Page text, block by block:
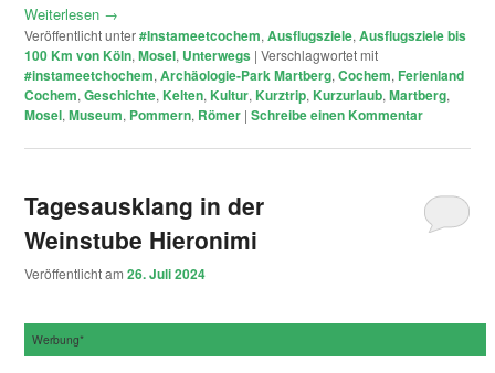
Weiterlesen →
Veröffentlicht unter#Instameetcochem,Ausflugsziele,Ausflugsziele bis
100 Km von Köln,Mosel, Unterwegs |Verschlagwortet mit
#instameetchochem,Archäologie-Park Martberg,Cochem,Ferienland
Cochem,Geschichte,Kelten,Kultur,Kurztrip,Kurzurlaub,Martberg,
Mosel,Museum, Pommern, Römer |Schreibe einen Kommentar
Tagesausklang in der
Weinstube Hieronimi
Veröffentlicht am26. Juli 2024
Werbung*